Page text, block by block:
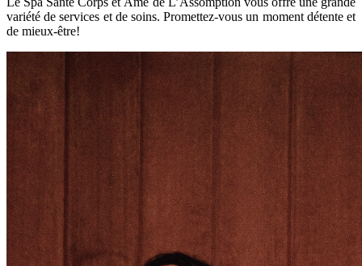
variété de services et de soins. Promettez-vous un moment détente et
de mieux-être!